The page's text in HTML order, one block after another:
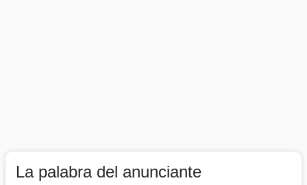
La palabra del anunciante